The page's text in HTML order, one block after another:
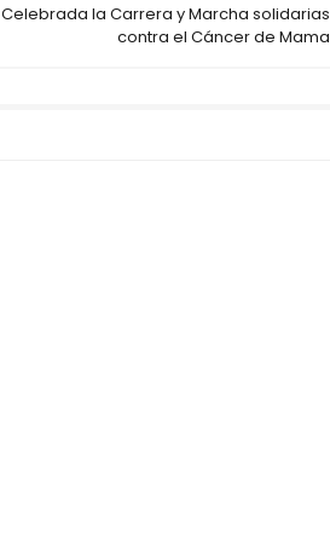
Celebrada la Carrera y Marcha solidarias
contra el Cáncer de Mama